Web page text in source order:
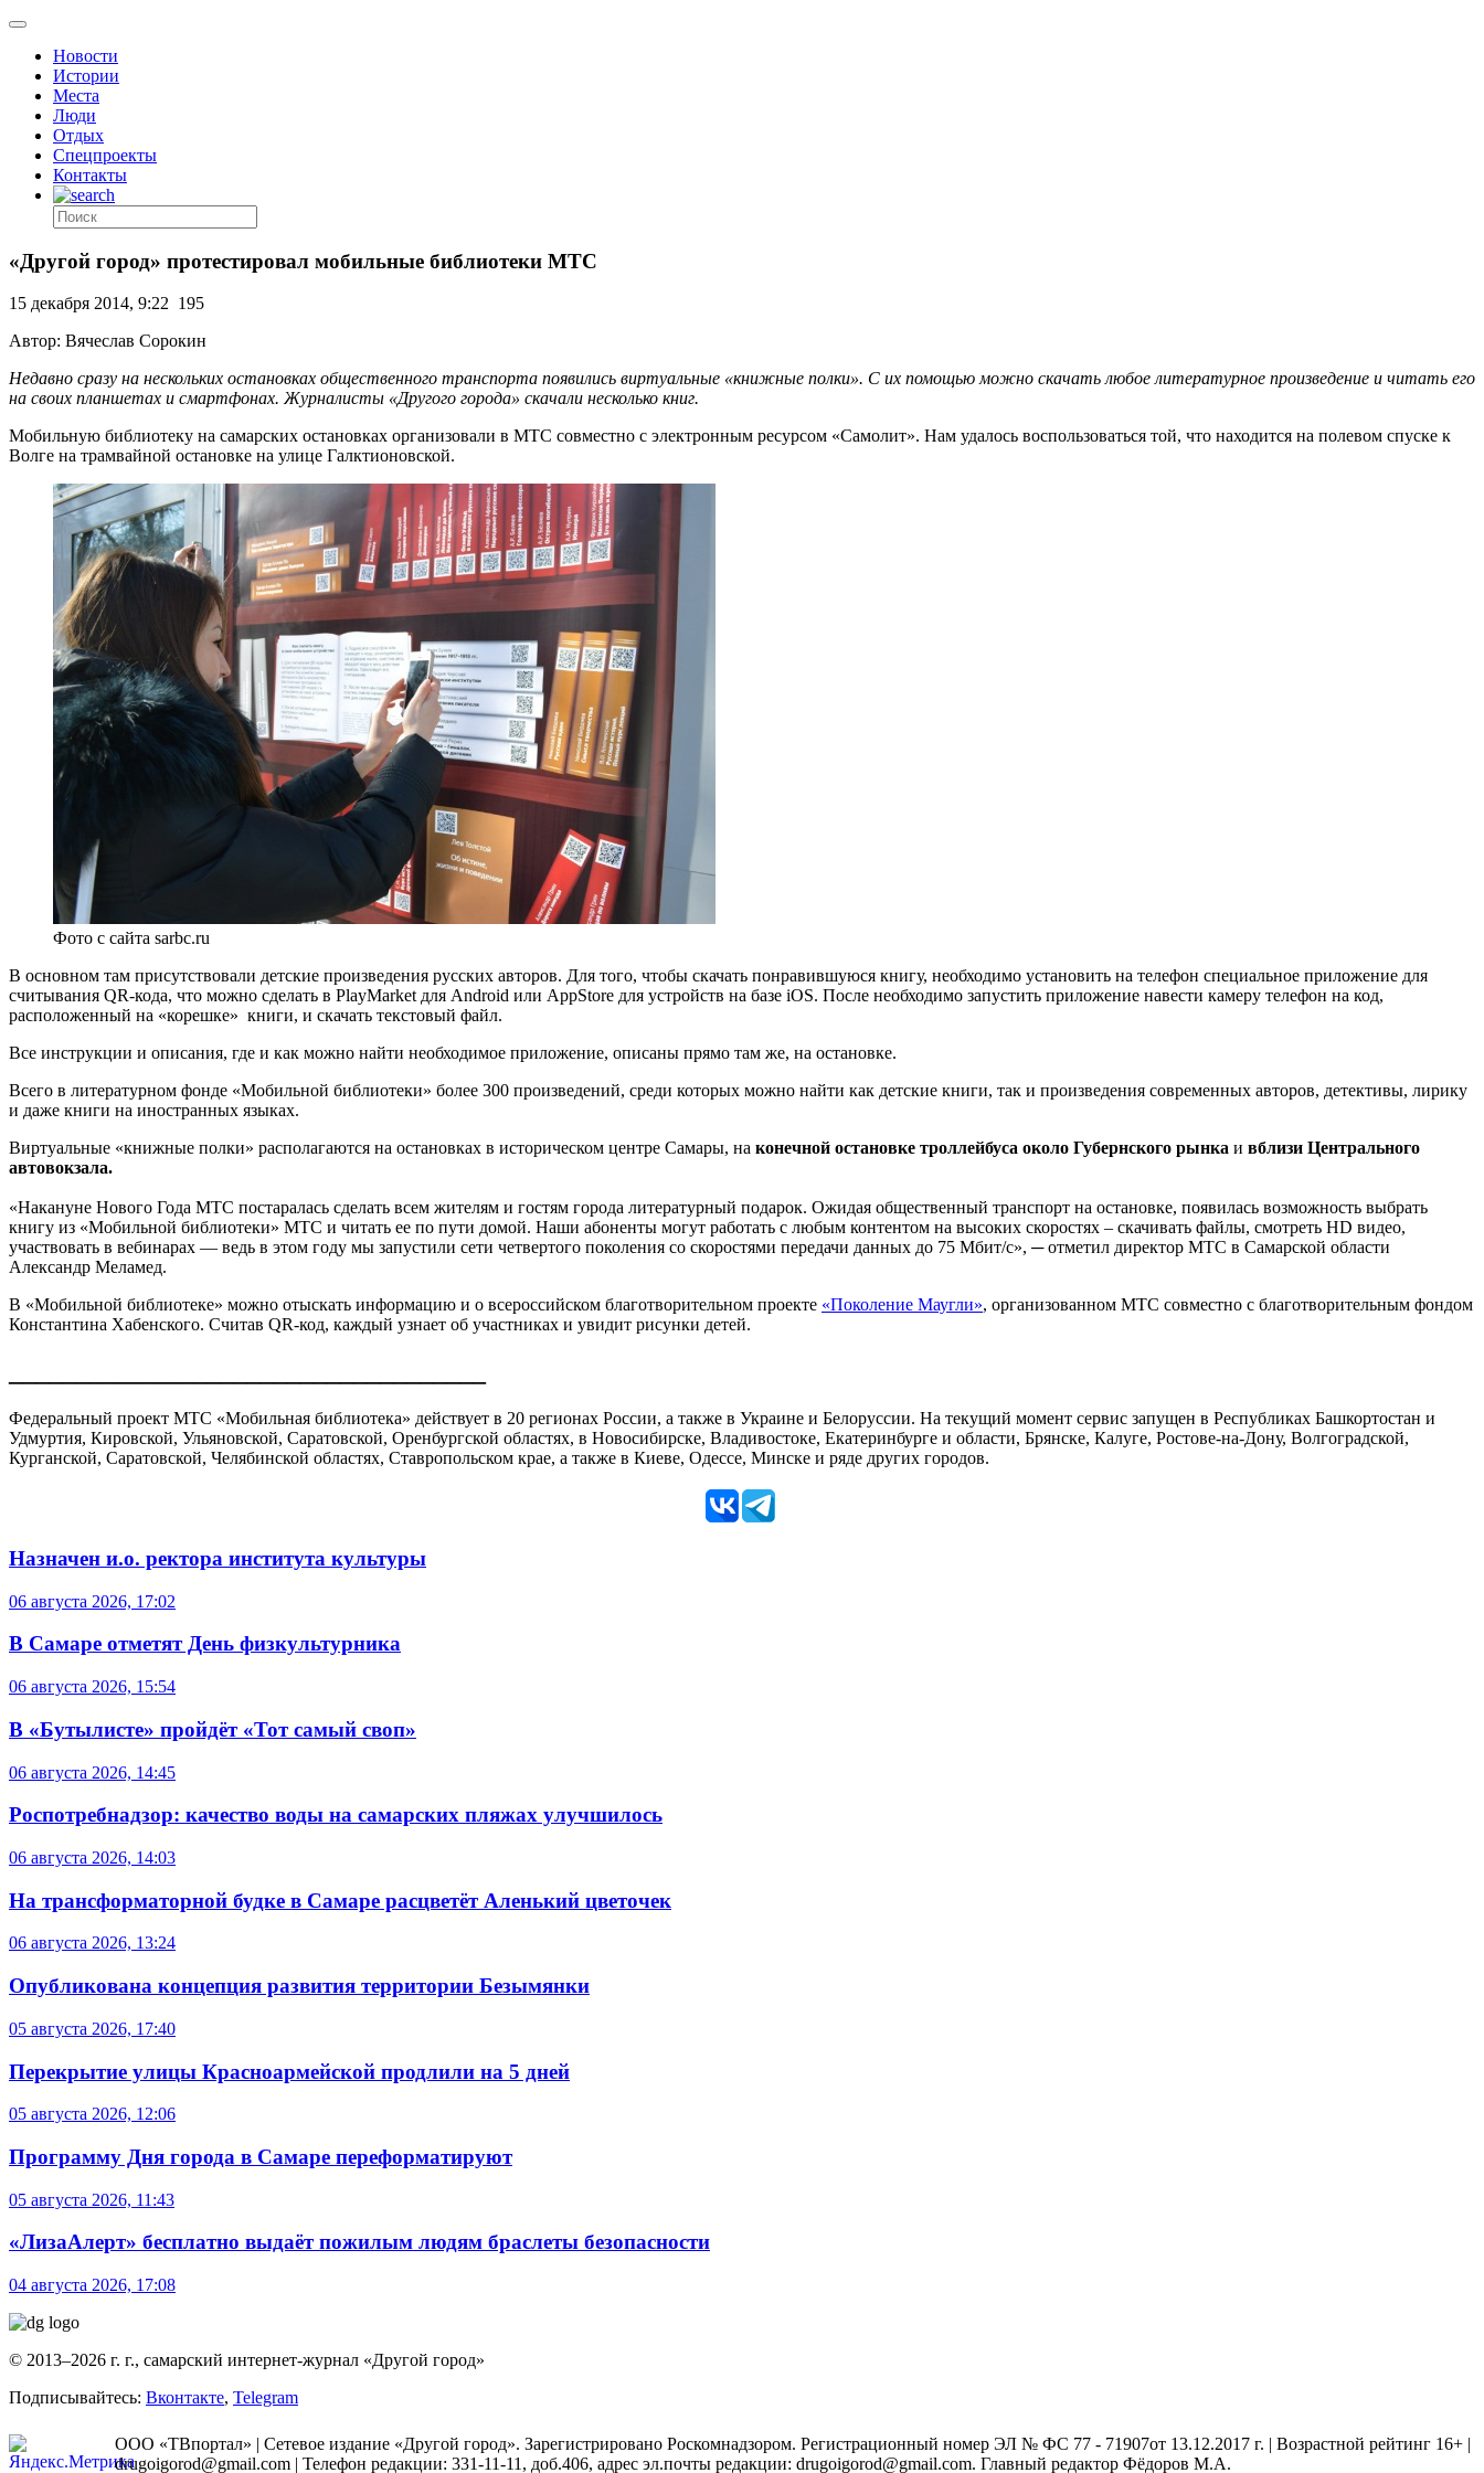
Новости
Истории
Места
Люди
Отдых
Спецпроекты
Контакты
«Другой город» протестировал мобильные библиотеки МТС
15 декабря 2014, 9:22 195
Автор: Вячеслав Сорокин
Недавно сразу на нескольких остановках общественного транспорта появились виртуальные «книжные полки». С их помощью можно скачать любое литературное произведение и читать его
на своих планшетах и смартфонах. Журналисты «Другого города» скачали несколько книг.
Мобильную библиотеку на самарских остановках организовали в МТС совместно с электронным ресурсом «Самолит». Нам удалось воспользоваться той, что находится на полевом спуске к
Волге на трамвайной остановке на улице Галктионовской.
Фото с сайта sarbc.ru
В основном там присутствовали детские произведения русских авторов. Для того, чтобы скачать понравившуюся книгу, необходимо установить на телефон специальное приложение для
считывания QR-кода, что можно сделать в PlayMarket для Android или AppStore для устройств на базе iOS. После необходимо запустить приложение навести камеру телефон на код,
расположенный на «корешке» книги, и скачать текстовый файл.
Все инструкции и описания, где и как можно найти необходимое приложение, описаны прямо там же, на остановке.
Всего в литературном фонде «Мобильной библиотеки» более 300 произведений, среди которых можно найти как детские книги, так и произведения современных авторов, детективы, лирику
и даже книги на иностранных языках.
Виртуальные «книжные полки» располагаются на остановках в историческом центре Самары, на конечной остановке троллейбуса около Губернского рынка и вблизи Центрального
автовокзала.
«Накануне Нового Года МТС постаралась сделать всем жителям и гостям города литературный подарок. Ожидая общественный транспорт на остановке, появилась возможность выбрать
книгу из «Мобильной библиотеки» МТС и читать ее по пути домой. Наши абоненты могут работать с любым контентом на высоких скоростях – скачивать файлы, смотреть HD видео,
участвовать в вебинарах — ведь в этом году мы запустили сети четвертого поколения со скоростями передачи данных до 75 Мбит/с», ─ отметил директор МТС в Самарской области
Александр Меламед.
В «Мобильной библиотеке» можно отыскать информацию и о всероссийском благотворительном проекте «Поколение Маугли», организованном МТС совместно с благотворительным фондом
Константина Хабенского. Считав QR-код, каждый узнает об участниках и увидит рисунки детей.
Федеральный проект МТС «Мобильная библиотека» действует в 20 регионах России, а также в Украине и Белоруссии. На текущий момент сервис запущен в Республиках Башкортостан и
Удмуртия, Кировской, Ульяновской, Саратовской, Оренбургской областях, в Новосибирске, Владивостоке, Екатеринбурге и области, Брянске, Калуге, Ростове-на-Дону, Волгоградской,
Курганской, Саратовской, Челябинской областях, Ставропольском крае, а также в Киеве, Одессе, Минске и ряде других городов.
Назначен и.о. ректора института культуры
06 августа 2026, 17:02
В Самаре отметят День физкультурника
06 августа 2026, 15:54
В «Бутылисте» пройдёт «Тот самый своп»
06 августа 2026, 14:45
Роспотребнадзор: качество воды на самарских пляжах улучшилось
06 августа 2026, 14:03
На трансформаторной будке в Самаре расцветёт Аленький цветочек
06 августа 2026, 13:24
Опубликована концепция развития территории Безымянки
05 августа 2026, 17:40
Перекрытие улицы Красноармейской продлили на 5 дней
05 августа 2026, 12:06
Программу Дня города в Самаре переформатируют
05 августа 2026, 11:43
«ЛизаАлерт» бесплатно выдаёт пожилым людям браслеты безопасности
04 августа 2026, 17:08
© 2013–2026 г. г., самарский интернет-журнал «Другой город»
Подписывайтесь: Вконтакте, Telegram
ООО «ТВпортал» | Сетевое издание «Другой город». Зарегистрировано Роскомнадзором. Регистрационный номер ЭЛ № ФС 77 - 71907от 13.12.2017 г. | Возрастной рейтинг 16+ |
drugoigorod@gmail.com | Телефон редакции: 331-11-11, доб.406, адрес эл.почты редакции: drugoigorod@gmail.com. Главный редактор Фёдоров М.А.